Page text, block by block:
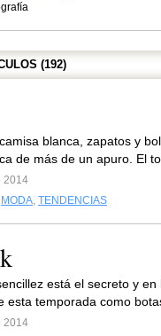
(192)
blanca, zapatos y
de más de un apuro. El
2014
MODA, TENDENCIAS
está el secreto y
esta temporada como
2014